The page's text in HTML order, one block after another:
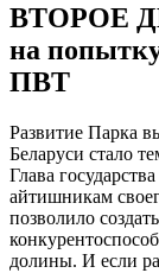
ВТОРОЕ
на
ПВТ
Развитие Парка
Беларуси стало
Глава
айтишникам
позволило
долины. И если